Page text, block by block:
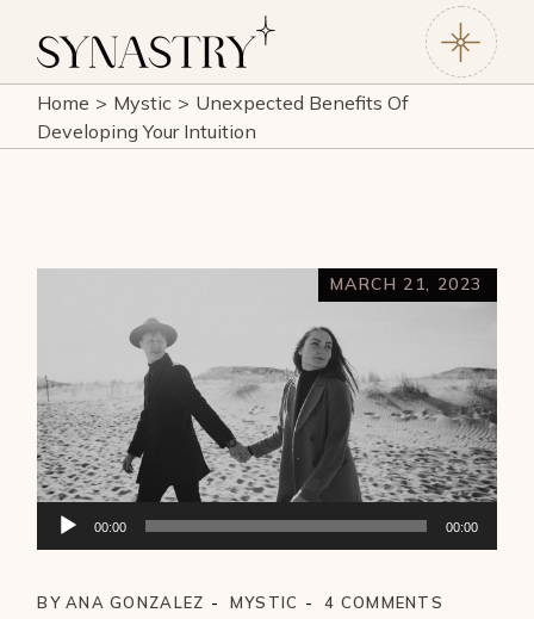
Home Mystic
Unexpected Benefits Of
Developing Your Intuition
Audio
Player
00:00 00:00
MARCH 21, 2023
BY ANA GONZALEZ MYSTIC 4 COMMENTS